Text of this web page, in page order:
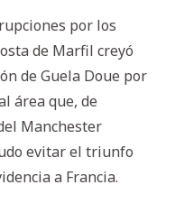
por los
de Marfil creyó
de Guela Doue por
área que, de
Manchester
evitar el triunfo
a Francia.